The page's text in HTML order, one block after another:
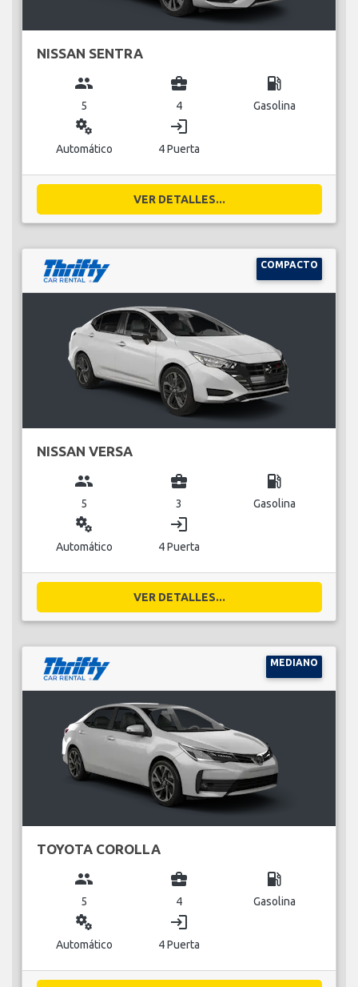
NISSAN SENTRA
group
5
business_center
4
local_gas_station
Gasolina
miscellaneous_services
Automático
login
4 Puerta
VER DETALLES...
COMPACTO
NISSAN VERSA
group
5
business_center
3
local_gas_station
Gasolina
miscellaneous_services
Automático
login
4 Puerta
VER DETALLES...
MEDIANO
TOYOTA COROLLA
group
5
business_center
4
local_gas_station
Gasolina
miscellaneous_services
Automático
login
4 Puerta